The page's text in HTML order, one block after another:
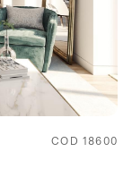
COD 18600